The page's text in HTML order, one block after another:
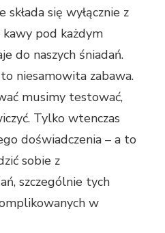
składa się wyłącznie z
pod każdym
do naszych śniadań.
niesamowita zabawa.
musimy testować,
Tylko wtenczas
doświadczenia – a to
sobie z
szczególnie tych
w